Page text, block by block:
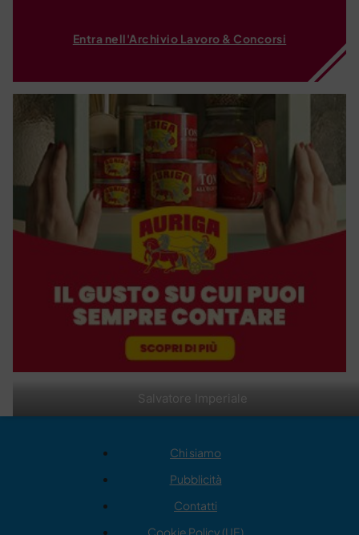
Salvatore Imperiale
Entra nell'Archivio Lavoro & Concorsi
Chi siamo
Pubblicità
Contatti
Cookie Policy (UE)